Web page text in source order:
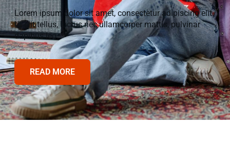
Lorem ipsum dolor sit amet, consectetur adipiscing elit.
Ut elit tellus, luctus nec ullamcorper mattis, pulvinar
dapibus leo.
READ MORE